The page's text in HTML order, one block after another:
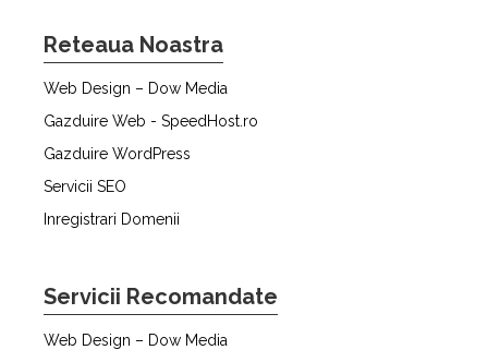
Reteaua Noastra
Web Design – Dow Media
Gazduire Web - SpeedHost.ro
Gazduire WordPress
Servicii SEO
Inregistrari Domenii
Servicii Recomandate
Web Design – Dow Media